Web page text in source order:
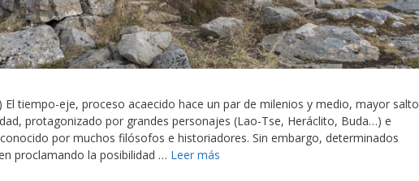
El tiempo-eje, proceso acaecido hace un par de milenios y medio, mayor salto
protagonizado por grandes personajes (Lao-Tse, Heráclito, Buda…) e
por muchos filósofos e historiadores. Sin embargo, determinados
proclamando la posibilidad … Leer más